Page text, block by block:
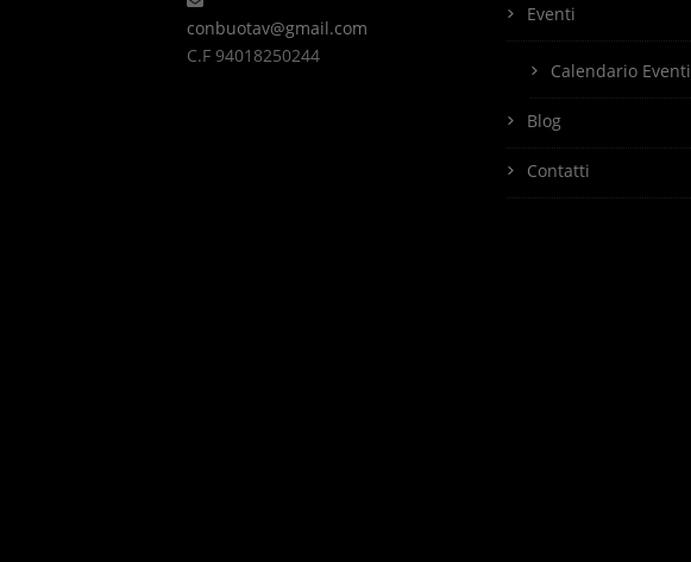
conbuotav@gmail.com
C.F 94018250244
Eventi
Calendario Eventi
Blog
Contatti